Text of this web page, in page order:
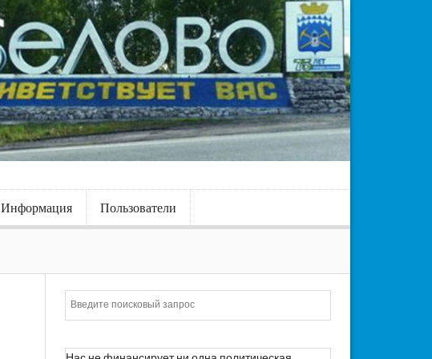
Информация Пользователи